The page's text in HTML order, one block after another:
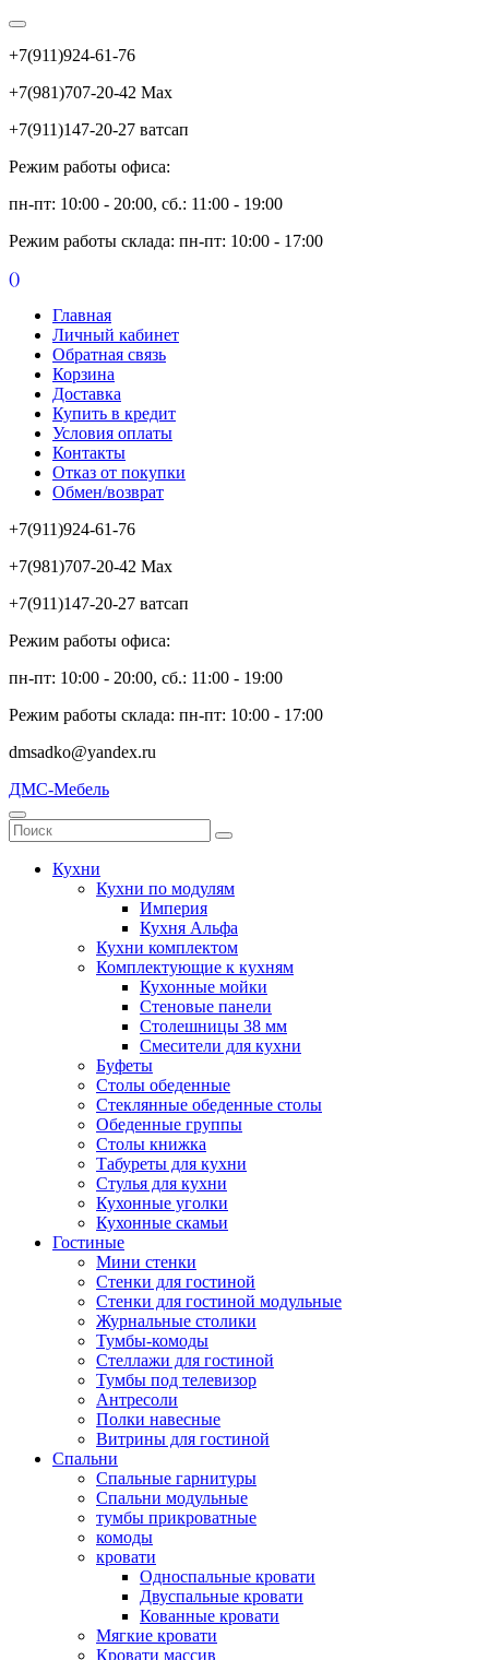
+7(911)924-61-76
+7(981)707-20-42 Max
+7(911)147-20-27 ватсап
Режим работы офиса:
пн-пт: 10:00 - 20:00, сб.: 11:00 - 19:00
Режим работы склада: пн-пт: 10:00 - 17:00
()
Главная
Личный кабинет
Обратная связь
Корзина
Доставка
Купить в кредит
Условия оплаты
Контакты
Отказ от покупки
Обмен/возврат
+7(911)924-61-76
+7(981)707-20-42 Max
+7(911)147-20-27 ватсап
Режим работы офиса:
пн-пт: 10:00 - 20:00, сб.: 11:00 - 19:00
Режим работы склада: пн-пт: 10:00 - 17:00
dmsadko@yandex.ru
ДМС-Мебель
Кухни
Кухни по модулям
Империя
Кухня Альфа
Кухни комплектом
Комплектующие к кухням
Кухонные мойки
Стеновые панели
Столешницы 38 мм
Смесители для кухни
Буфеты
Столы обеденные
Стеклянные обеденные столы
Обеденные группы
Столы книжка
Табуреты для кухни
Стулья для кухни
Кухонные уголки
Кухонные скамьи
Гостиные
Мини стенки
Стенки для гостиной
Стенки для гостиной модульные
Журнальные столики
Тумбы-комоды
Стеллажи для гостиной
Тумбы под телевизор
Антресоли
Полки навесные
Витрины для гостиной
Спальни
Спальные гарнитуры
Спальни модульные
тумбы прикроватные
комоды
кровати
Односпальные кровати
Двуспальные кровати
Кованные кровати
Мягкие кровати
Кровати массив